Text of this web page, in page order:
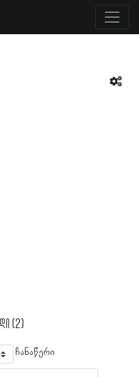
(2)
ჩანაწერი